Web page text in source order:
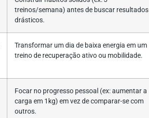
treinos/semana) antes de buscar resultados
drásticos.
Transformar um dia de baixa energia em um
treino de recuperação ativo ou mobilidade.
Focar no progresso pessoal (ex: aumentar a
carga em 1kg) em vez de comparar-se com
outros.